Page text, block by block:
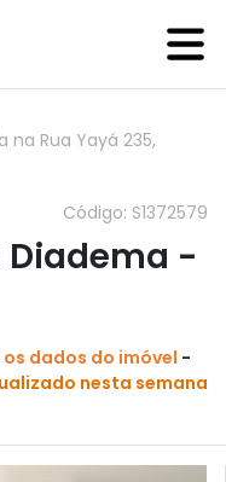
Rua Yayá 235,
Código: S1372579
-
dados do imóvel -
nesta semana